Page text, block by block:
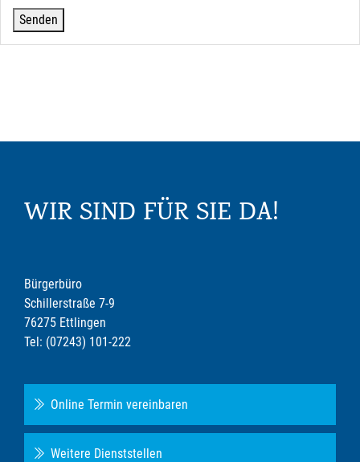
WIR SIND FÜR SIE DA!
Bürgerbüro
Schillerstraße 7-9
76275 Ettlingen
Tel: (07243) 101-222
Online Termin vereinbaren
Weitere Dienststellen